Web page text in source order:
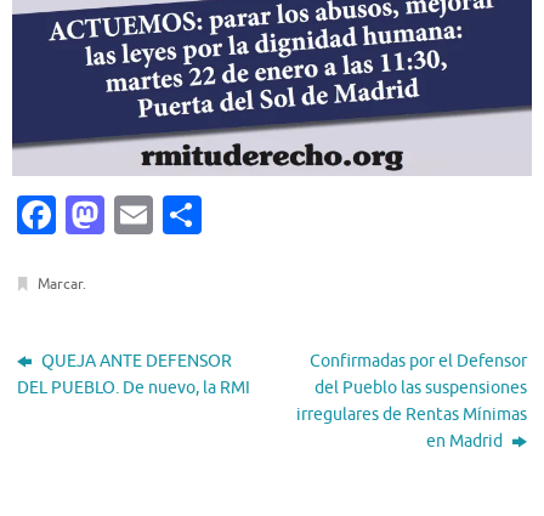
Fa
e
o
o
M
o
n
E
ar
ti
Marcar.
QUEJA ANTE DEFENSOR
DEL PUEBLO. De nuevo, la RMI
Confirmadas por el Defensor
del Pueblo las suspensiones
irregulares de Rentas Mínimas
en Madrid